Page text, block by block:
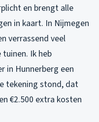
en brengt alle
in kaart. In Nijmegen
verrassend veel
Ik heb
in Hunnerberg een
tekening stond, dat
€2.500 extra kosten